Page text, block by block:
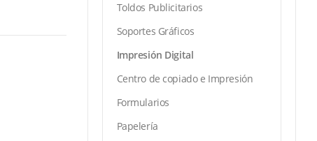
Toldos Publicitarios
Soportes Gráficos
Impresión Digital
Centro de copiado e Impresión
Formularios
Papelería